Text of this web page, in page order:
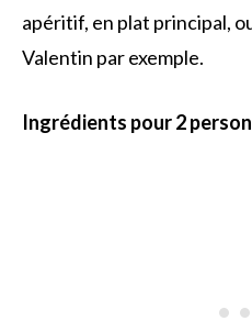
apéritif, en plat principal,
Valentin par exemple.
Ingrédients pour 2